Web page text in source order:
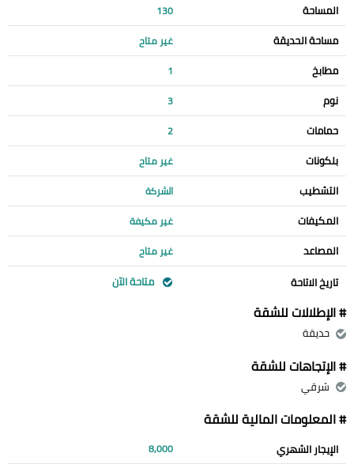
المساحة 130
مساحة الحديقة غير متاح
مطابخ 1
نوم 3
حمامات 2
بلكونات غير متاح
التشطيب الشركة
المكيفات غير مكيفة
المصاعد غير متاح
تاريخ الاتاحة متاحة الآن
# الإطلالات للشقة
حديقة
# الإتجاهات للشقة
شرقي
# المعلومات المالية للشقة
الإيجار الشهري 8,000